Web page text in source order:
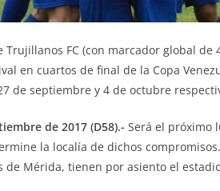
FC (con marcador global de
en cuartos de final de la Copa
de septiembre y 4 de octubre
de 2017 (D58).- Será el próximo
la localía de dichos
Mérida, tienen por asiento el